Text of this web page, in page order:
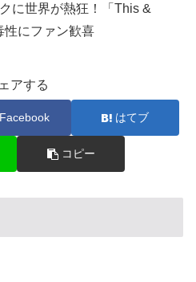
に世界が熱狂！「This &
性にファン歓喜
アする
Facebook はてブ
コピー